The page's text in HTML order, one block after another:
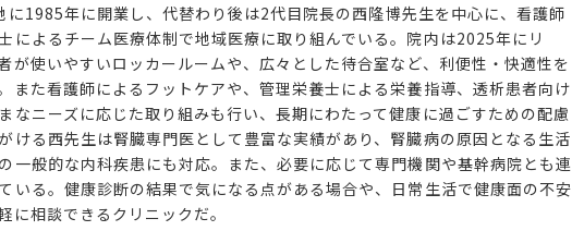
1985年に開業し、代替わり後は2代目院長の西隆博先生を中心に、看護師
によるチーム医療体制で地域医療に取り組んでいる。院内は2025年にリ
が使いやすいロッカールームや、広々とした待合室など、利便性・快適性を
また看護師によるフットケアや、管理栄養士による栄養指導、透析患者向け
なニーズに応じた取り組みも行い、長期にわたって健康に過ごすための配慮
ける西先生は腎臓専門医として豊富な実績があり、腎臓病の原因となる生活
一般的な内科疾患にも対応。また、必要に応じて専門機関や基幹病院とも連
いる。健康診断の結果で気になる点がある場合や、日常生活で健康面の不安
に相談できるクリニックだ。